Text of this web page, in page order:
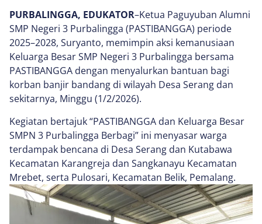
PURBALINGGA, EDUKATOR–Ketua Paguyuban Alumni
SMP Negeri 3 Purbalingga (PASTIBANGGA) periode
2025–2028, Suryanto, memimpin aksi kemanusiaan
Keluarga Besar SMP Negeri 3 Purbalingga bersama
PASTIBANGGA dengan menyalurkan bantuan bagi
korban banjir bandang di wilayah Desa Serang dan
sekitarnya, Minggu (1/2/2026).
Kegiatan bertajuk “PASTIBANGGA dan Keluarga Besar
SMPN 3 Purbalingga Berbagi” ini menyasar warga
terdampak bencana di Desa Serang dan Kutabawa
Kecamatan Karangreja dan Sangkanayu Kecamatan
Mrebet, serta Pulosari, Kecamatan Belik, Pemalang.